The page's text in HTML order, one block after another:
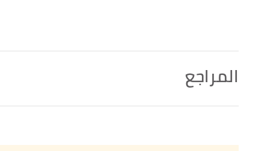
المراجع
↑
"The Age of Enlightenment"
courses.lumenlearning, Retrieved 2/5/2021. Edited.